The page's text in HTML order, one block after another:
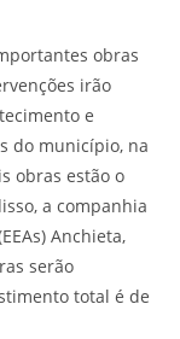
obras
irão
e
do município, na
obras estão o
a companhia
Anchieta,
serão
total é de